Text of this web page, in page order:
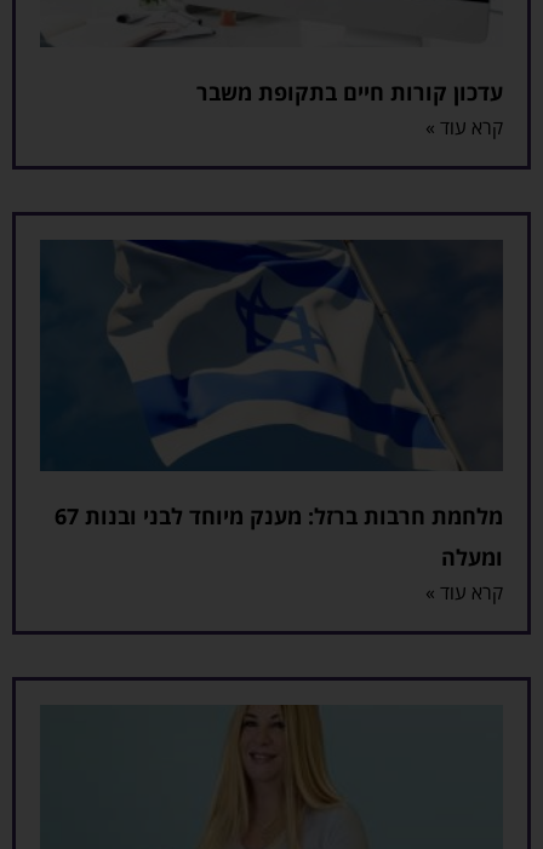
עדכון קורות חיים בתקופת משבר
קרא עוד »
מלחמת חרבות ברזל: מענק מיוחד לבני ובנות 67
ומעלה
קרא עוד »